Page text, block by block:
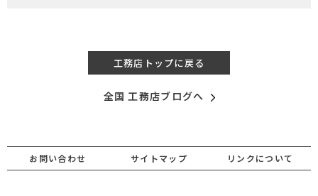
工務店トップに戻る
全国 工務店ブログへ
お問い合わせ サイトマップ リンクについて